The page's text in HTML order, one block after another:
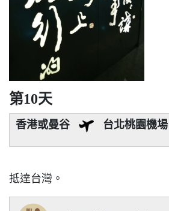
第10天
香港或曼谷 台北桃園機場
抵達台灣。